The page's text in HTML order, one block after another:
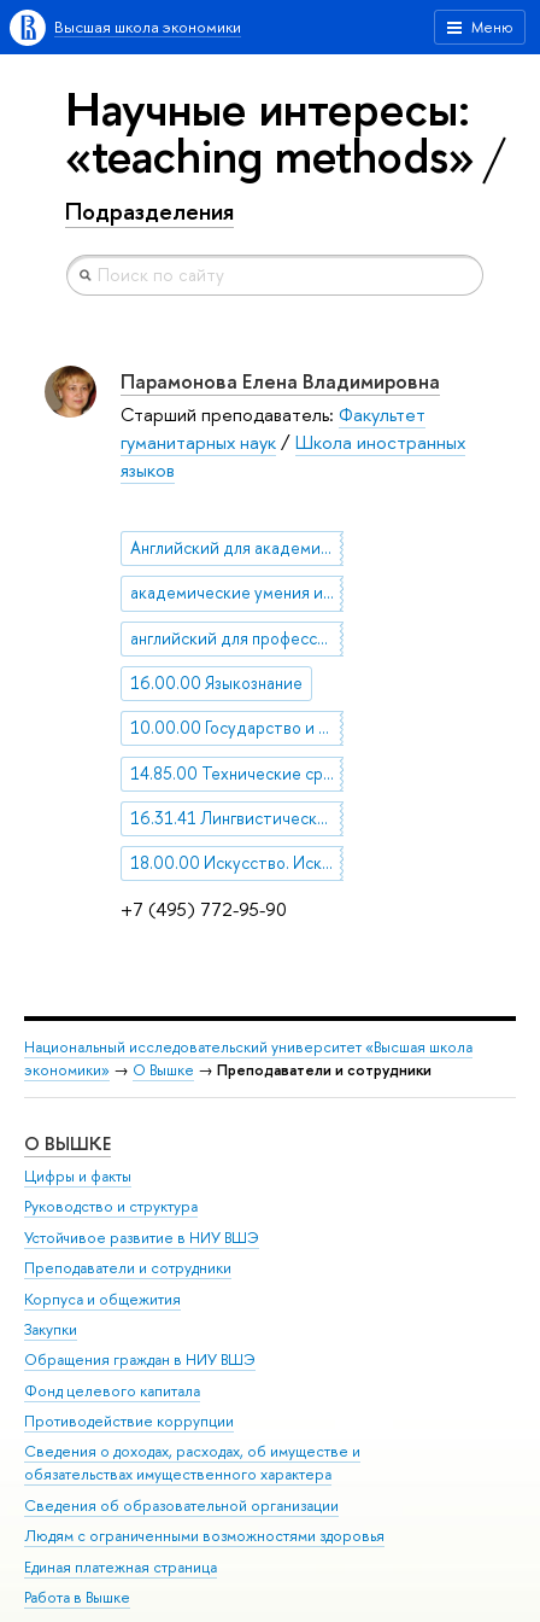
Меню
Высшая школа экономики
Научные интересы:
«teaching methods»
Подразделения
+7 (495) 772-95-90
Парамонова Елена Владимировна
Старший преподаватель: Факультет
гуманитарных наук/Школа иностранных
языков
Английский для академических целей
академические умения и навыки
английский для профессионального общения
16.00.00 Языкознание
10.00.00 Государство и право. Юридические науки
14.85.00 Технические средства обучения и учебное оборудование
16.31.41 Лингвистические вопросы перевода
18.00.00 Искусство. Искусствоведение
Национальный исследовательский университет «Высшая школа
экономики» → О Вышке → Преподаватели и сотрудники
О ВЫШКЕ
Цифры и факты
Руководство и структура
Устойчивое развитие в НИУ ВШЭ
Преподаватели и сотрудники
Корпуса и общежития
Закупки
Обращения граждан в НИУ ВШЭ
Фонд целевого капитала
Противодействие коррупции
Сведения о доходах, расходах, об имуществе и
обязательствах имущественного характера
Сведения об образовательной организации
Людям с ограниченными возможностями здоровья
Единая платежная страница
Работа в Вышке